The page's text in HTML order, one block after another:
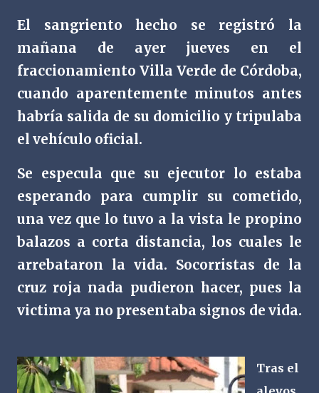
El sangriento hecho se registró la
mañana de ayer jueves en el
fraccionamiento Villa Verde de Córdoba,
cuando aparentemente minutos antes
habría salida de su domicilio y tripulaba
el vehículo oficial.
Se especula que su ejecutor lo estaba
esperando para cumplir su cometido,
una vez que lo tuvo a la vista le propino
balazos a corta distancia, los cuales le
arrebataron la vida. Socorristas de la
cruz roja nada pudieron hacer, pues la
victima ya no presentaba signos de vida.
Tras el